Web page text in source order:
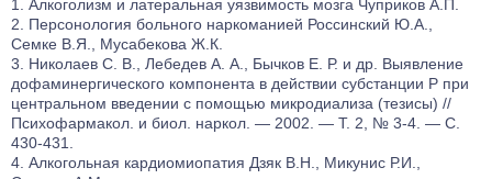
Алкоголизм и латеральная уязвимость мозга Чуприков А.П.
Персонология больного наркоманией Россинский Ю.А.,
Семке В.Я., Мусабекова Ж.К.
Николаев С. В., Лебедев А. А., Бычков Е. Р. и др. Выявление
дофаминергического компонента в действии субстанции Р при
центральном введении с помощью микродиализа (тезисы) //
Психофармакол. и биол. наркол. — 2002. — Т. 2, № 3-4. — С.
430-431.
Алкогольная кардиомиопатия Дзяк В.Н., Микунис Р.И.,